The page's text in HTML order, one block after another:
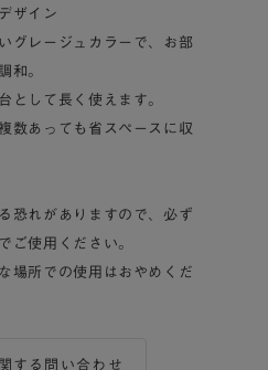
ザイン
グレージュカラーで、お部
和。
として長く使えます。
数あっても省スペースに収
恐れがありますので、必ず
ご使用ください。
場所での使用はおやめくだ
する問い合わせ